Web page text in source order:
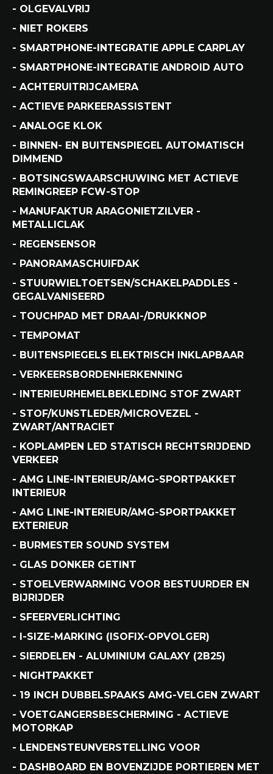
- OLGEVALVRIJ
- NIET ROKERS
- SMARTPHONE-INTEGRATIE APPLE CARPLAY
- SMARTPHONE-INTEGRATIE ANDROID AUTO
- ACHTERUITRIJCAMERA
- ACTIEVE PARKEERASSISTENT
- ANALOGE KLOK
- BINNEN- EN BUITENSPIEGEL AUTOMATISCH
DIMMEND
- BOTSINGSWAARSCHUWING MET ACTIEVE
REMINGREEP FCW-STOP
- MANUFAKTUR ARAGONIETZILVER -
METALLICLAK
- REGENSENSOR
- PANORAMASCHUIFDAK
- STUURWIELTOETSEN/SCHAKELPADDLES -
GEGALVANISEERD
- TOUCHPAD MET DRAAI-/DRUKKNOP
- TEMPOMAT
- BUITENSPIEGELS ELEKTRISCH INKLAPBAAR
- VERKEERSBORDENHERKENNING
- INTERIEURHEMELBEKLEDING STOF ZWART
- STOF/KUNSTLEDER/MICROVEZEL -
ZWART/ANTRACIET
- KOPLAMPEN LED STATISCH RECHTSRIJDEND
VERKEER
- AMG LINE-INTERIEUR/AMG-SPORTPAKKET
INTERIEUR
- AMG LINE-INTERIEUR/AMG-SPORTPAKKET
EXTERIEUR
- BURMESTER SOUND SYSTEM
- GLAS DONKER GETINT
- STOELVERWARMING VOOR BESTUURDER EN
BIJRIJDER
- SFEERVERLICHTING
- I-SIZE-MARKING (ISOFIX-OPVOLGER)
- SIERDELEN - ALUMINIUM GALAXY (2B25)
- NIGHTPAKKET
- 19 INCH DUBBELSPAAKS AMG-VELGEN ZWART
- VOETGANGERSBESCHERMING - ACTIEVE
MOTORKAP
- LENDENSTEUNVERSTELLING VOOR
- DASHBOARD EN BOVENZIJDE PORTIEREN MET